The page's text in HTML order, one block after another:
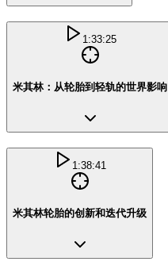
1:33:25
米其林：从轮胎到轻轨的世界影响
1:38:41
米其林轮胎的创新和迭代升级